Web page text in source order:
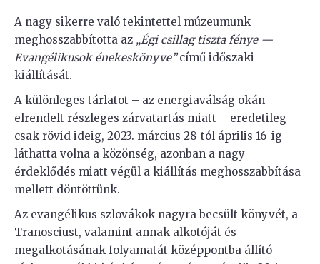
A nagy sikerre való tekintettel múzeumunk
meghosszabbította az „Égi csillag tiszta fénye —
Evangélikusok énekeskönyve”című időszaki
kiállítását.
A különleges tárlatot – az energiaválság okán
elrendelt részleges zárvatartás miatt – eredetileg
csak rövid ideig, 2023. március 28-tól április 16-ig
láthatta volna a közönség, azonban a nagy
érdeklődés miatt végül a kiállítás meghosszabbítása
mellett döntöttünk.
Az evangélikus szlovákok nagyra becsült könyvét, a
Tranosciust, valamint annak alkotóját és
megalkotásának folyamatát középpontba állító